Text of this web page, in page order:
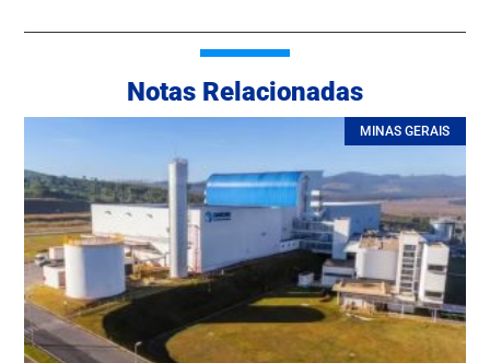
Notas Relacionadas
MINAS GERAIS